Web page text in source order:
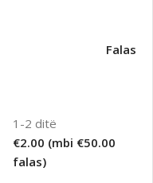
Falas
1-2 ditë
€2.00 (mbi €50.00
falas)